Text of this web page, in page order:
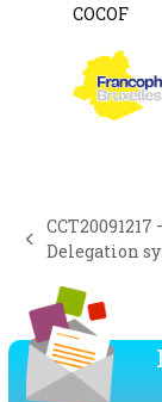
COCOF
previous
Delegation